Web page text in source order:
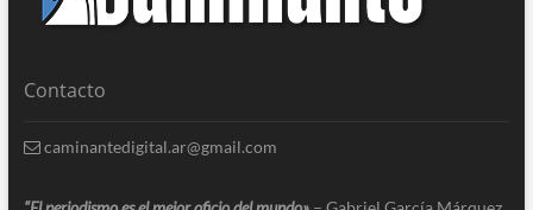
Contacto
caminantedigital.ar@gmail.com